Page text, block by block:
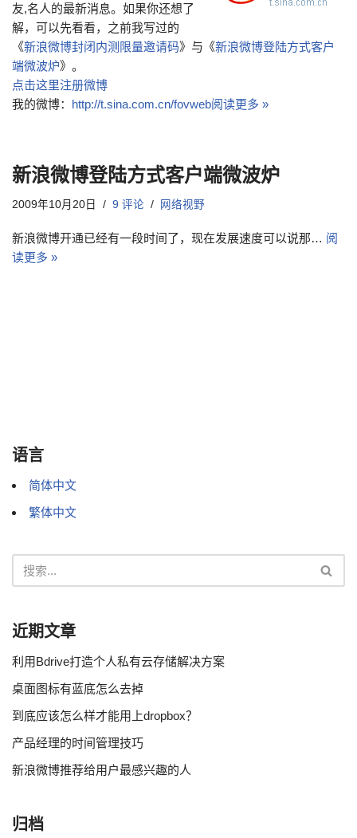
友,名人的最新消息。如果你还想了
解，可以先看看，之前我写过的
《新浪微博封闭内测限量邀请码》与《新浪微博登陆方式客户
端微波炉》。
点击这里注册微博
我的微博： http://t.sina.com.cn/fovweb阅读更多 »
新浪微博登陆方式客户端微波炉
2009年10月20日 9 评论 网络视野
新浪微博开通已经有一段时间了，现在发展速度可以说那… 阅
读更多 »
语言
简体中文
繁体中文
近期文章
利用Bdrive打造个人私有云存储解决方案
桌面图标有蓝底怎么去掉
到底应该怎么样才能用上dropbox？
产品经理的时间管理技巧
新浪微博推荐给用户最感兴趣的人
归档